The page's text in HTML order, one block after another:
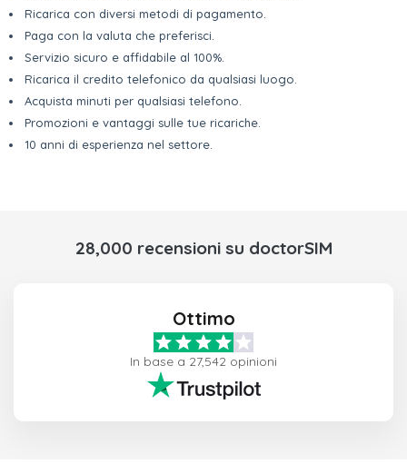
Ricarica con diversi metodi di pagamento.
Paga con la valuta che preferisci.
Servizio sicuro e affidabile al 100%.
Ricarica il credito telefonico da qualsiasi luogo.
Acquista minuti per qualsiasi telefono.
Promozioni e vantaggi sulle tue ricariche.
10 anni di esperienza nel settore.
28,000 recensioni su doctorSIM
Ottimo
In base a 27,542 opinioni